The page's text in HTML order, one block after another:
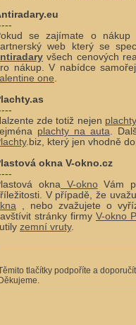
se zajímate o
web který se
všech cenových
nákup. V nabídce
one.
zde totiž nejen
plachty na auta.
.biz, který jen vhodně
okna V-okno.cz
oknaV-oknoVám
V případě, že
, nebo zvažujete o
stránky firmy V-okno
zemní vruty.
tlačítky podpoříte a
Děkujeme.